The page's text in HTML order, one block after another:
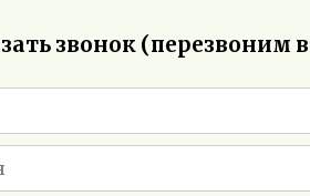
звонок (перезвоним